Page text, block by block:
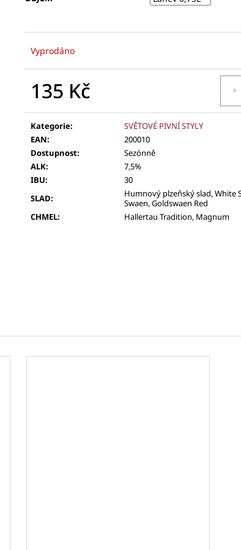
Vyprodáno
135 Kč
Kategorie:
SVĚTOVÉ PIVNÍ STYLY
EAN:
200010
Dostupnost:
Sezónně
ALK:
7,5%
IBU:
30
SLAD:
Humnový plzeňský slad, White
Swaen, Goldswaen Red
CHMEL: Hallertau Tradition, Magnum